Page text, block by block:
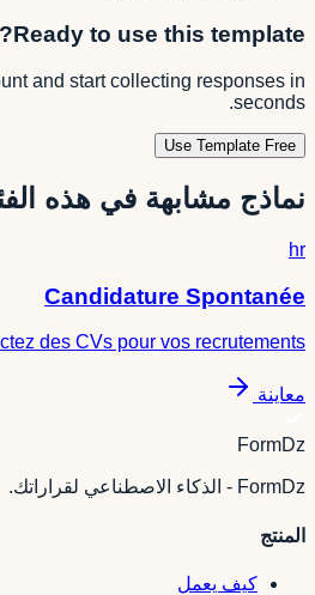
Ready to use this template?
and start collecting responses in
seconds.
Use Template Free
نماذج مشابهة في هذه
hr
Candidature Spontanée
des CVs pour vos recrutements.
معاينة
FormDz
FormDz - الذكاء الاصطناعي لقراراتك.
المنتج
كيف يعمل